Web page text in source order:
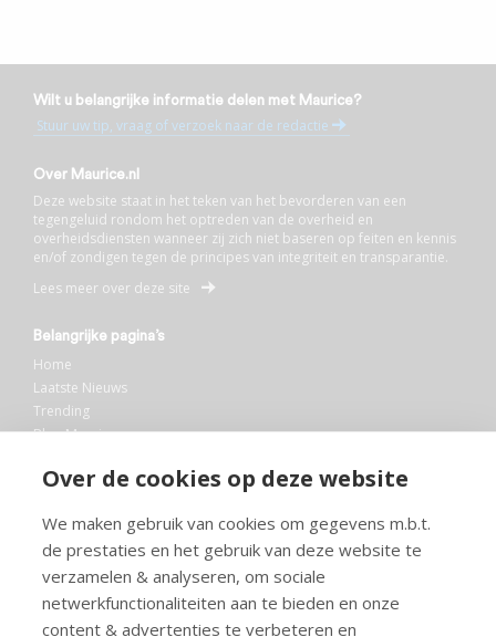
Over de cookies op deze website
We maken gebruik van cookies om gegevens m.b.t.
de prestaties en het gebruik van deze website te
verzamelen & analyseren, om sociale
netwerkfunctionaliteiten aan te bieden en onze
content & advertenties te verbeteren en
Wilt u belangrijke informatie delen met Maurice?
Stuur uw tip, vraag of verzoek naar de redactie
Over Maurice.nl
Deze website staat in het teken van het bevorderen van een
tegengeluid rondom het optreden van de overheid en
overheidsdiensten wanneer zij zich niet baseren op feiten en kennis
en/of zondigen tegen de principes van integriteit en transparantie.
Lees meer over deze site
Belangrijke pagina’s
Home
Laatste Nieuws
Trending
Blog Maurice
Bibliotheek
Info en service
FAQ
Doneren
Privacy
Voorwaarden